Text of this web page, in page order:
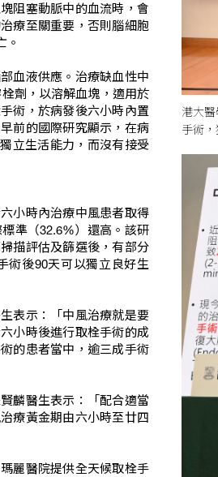
阻塞動脈中的血流時，會
療至關重要，否則腦細胞
。
血液供應。治療缺血性中
劑，以溶解血塊，適用於
術，於病發後六小時內置
前的國際研究顯示，在病
立生活能力，而沒有接受
小時內治療中風患者取得
準（32.6%）還高。該研
描評估及篩選後，有部分
術後90天可以獨立良好生
表示：「中風治療就是要
小時後進行取栓手術的成
的患者當中，逾三成手術
麟醫生表示：「配合適當
療黃金期由六小時至廿四
麗醫院提供全天候取栓手
港大
手術